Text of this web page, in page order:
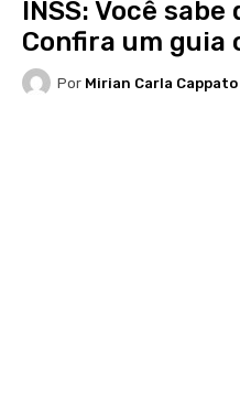
INSS: Você
Confira um guia
Por Mirian Carla Cappato